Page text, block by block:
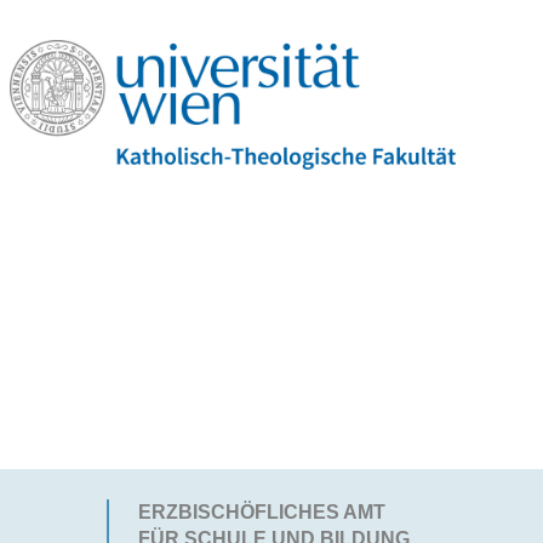
ERZBISCHÖFLICHES AMT
FÜR SCHULE UND BILDUNG